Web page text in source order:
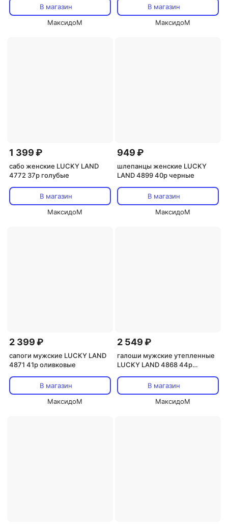
В магазин
МаксидоМ
В магазин
МаксидоМ
1 399 ₽
сабо женские LUCKY LAND
4772 37р голубые
В магазин
МаксидоМ
949 ₽
шлепанцы женские LUCKY
LAND 4899 40р черные
В магазин
МаксидоМ
2 399 ₽
сапоги мужские LUCKY LAND
4871 41р оливковые
В магазин
МаксидоМ
2 549 ₽
галоши мужские утепленные
LUCKY LAND 4868 44р
В магазин
МаксидоМ